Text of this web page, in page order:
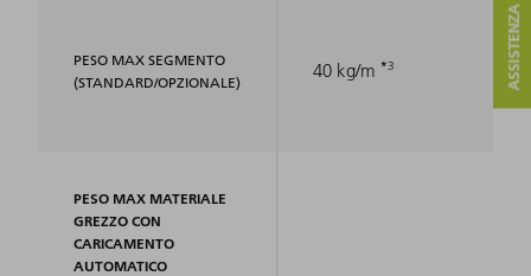
PESO MAX SEGMENTO
(STANDARD/OPZIONALE)
PESO MAX MATERIALE
GREZZO CON
CARICAMENTO
AUTOMATICO
40 kg/m 3